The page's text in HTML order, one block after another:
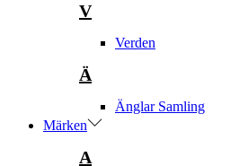
V
Verden
Ä
Änglar Samling
Märken
A